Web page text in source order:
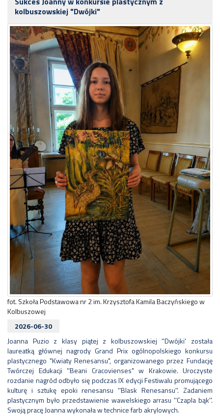
kolbuszowskiej "Dwójki"
fot. Szkoła Podstawowa nr 2 im. Krzysztofa Kamila Baczyńskiego w
Kolbuszowej
2026-06-30
Joanna Puzio z klasy piątej z kolbuszowskiej ''Dwójki' została
laureatką głównej nagrody Grand Prix ogólnopolskiego konkursu
plastycznego "Kwiaty Renesansu", organizowanego przez Fundację
Twórczej Edukacji ''Beani Cracovienses" w Krakowie. Uroczyste
rozdanie nagród odbyło się podczas IX edycji Festiwalu promującego
kulturę i sztukę epoki renesansu ''Blask Renesansu''. Zadaniem
plastycznym było przedstawienie wawelskiego arrasu ''Czapla bąk''.
Swoją pracę Joanna wykonała w technice farb akrylowych.